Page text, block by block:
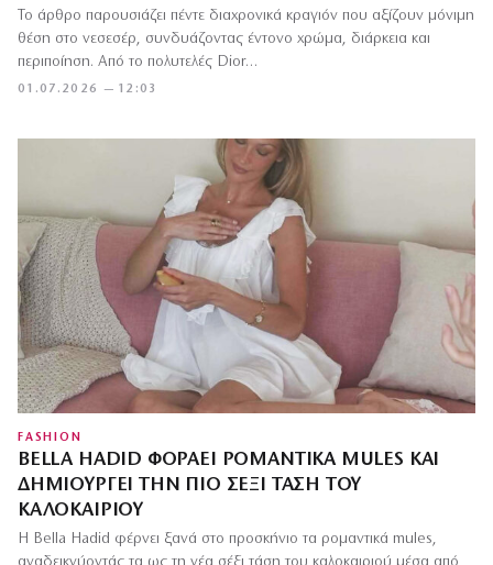
01.07.2026 — 12:03
Το άρθρο παρουσιάζει πέντε διαχρονικά κραγιόν που αξίζουν μόνιμη
θέση στο νεσεσέρ, συνδυάζοντας έντονο χρώμα, διάρκεια και
περιποίηση. Από το πολυτελές Dior…
FASHION
BELLA HADID ΦΟΡΆΕΙ ΡΟΜΑΝΤΙΚΆ MULES ΚΑΙ
ΔΗΜΙΟΥΡΓΕΊ ΤΗΝ ΠΙΟ ΣΈΞΙ ΤΆΣΗ ΤΟΥ
ΚΑΛΟΚΑΙΡΙΟΎ
Η Bella Hadid φέρνει ξανά στο προσκήνιο τα ρομαντικά mules,